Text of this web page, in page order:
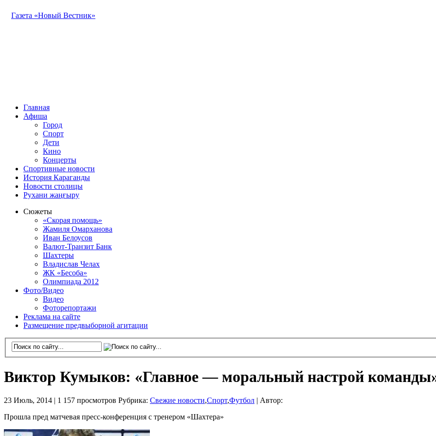
Газета «Новый Вестник»
Главная
Афиша
Город
Спорт
Дети
Кино
Концерты
Спортивные новости
История Караганды
Новости столицы
Рухани жаңғыру
Сюжеты
«Скорая помощь»
Жамиля Омарханова
Иван Белоусов
Валют-Транзит Банк
Шахтеры
Владислав Челах
ЖК «Бесоба»
Олимпиада 2012
Фото/Видео
Видео
Фоторепортажи
Реклама на сайте
Размещение предвыборной агитации
Виктор Кумыков: «Главное — моральный настрой
23 Июль, 2014 | 1 157 просмотров Рубрика: Свежие новости,Спорт,Футбол
Автор:
Прошла пред матчевая пресс-конференция с тренером «Шахтера»